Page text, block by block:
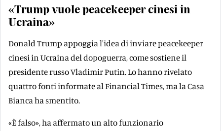
«Trump vuole peacekeeper cinesi in
Ucraina»
Donald Trump appoggia l'idea di inviare peacekeeper
cinesi in Ucraina del dopoguerra, come sostiene il
presidente russo Vladimir Putin. Lo hanno rivelato
quattro fonti informate al Financial Times, ma la Casa
Bianca ha smentito.
«È falso», ha affermato un alto funzionario